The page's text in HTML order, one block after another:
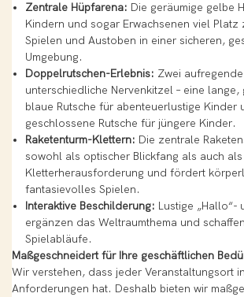
Zentrale Hüpfarena: Die geräumige gelbe
Kindern und sogar Erwachsenen viel Platz
Spielen und Austoben in einer sicheren,
Umgebung.
Doppelrutschen-Erlebnis: Zwei
unterschiedliche Nervenkitzel – eine lange,
blaue Rutsche für abenteuerlustige Kinder
geschlossene Rutsche für jüngere Kinder.
Raketenturm-Klettern: Die zentrale
sowohl als optischer Blickfang als auch als
Kletterherausforderung und fördert
fantasievolles Spielen.
Interaktive Beschilderung: Lustige „Hallo“-
ergänzen das Weltraumthema und
Spielabläufe.
Maßgeschneidert für Ihre geschäftlichen
Wir verstehen, dass jeder Veranstaltungsort
Anforderungen hat. Deshalb bieten wir